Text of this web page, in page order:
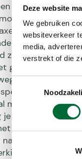
Deze website
We gebruiken
websiteverkeer
media,
verstrekt of die
Toestemmingsselectie
kopje koffie
er
werking,
Ellen: “Van
zou werken,
geval is. Wie tot
zal
ook
minder effect
koffie meetellen
bij een paar
gevolgen
van koffie